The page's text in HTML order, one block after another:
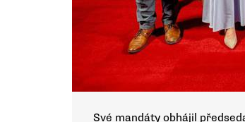
Své mandáty obhájil